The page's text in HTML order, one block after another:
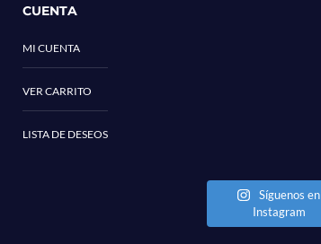
CUENTA
MI CUENTA
VER CARRITO
LISTA DE DESEOS
Síguenos en
Instagram